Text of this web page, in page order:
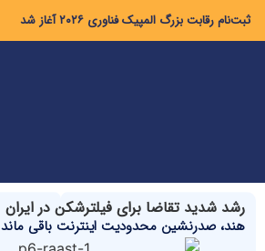
ثبت‌نام رقابت بزرگ المپیک فناوری ۲۰۲۶ آغاز شد
رشد شدید تقاضا برای فیلترشکن در ایران
هند، صدرنشین محدودیت اینترنت باقی ماند